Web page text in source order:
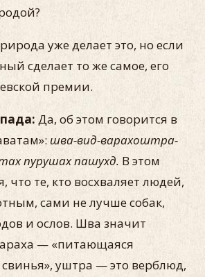
уже делает это, но если
сделает то же самое, его
премии.
Да, об этом говорится в
шва-вид-варахоштра-
пурушах пашухд. В этом
что те, кто восхваляет людей,
сами не лучше собак,
и ослов. Шва значит
— «питающаяся
уштра — это верблюд,